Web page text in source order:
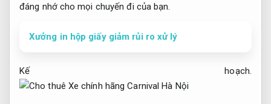
đáng nhớ cho mọi chuyến đi của bạn.
Xưởng in hộp giấy giảm rủi ro xử lý
Kế hoạch.